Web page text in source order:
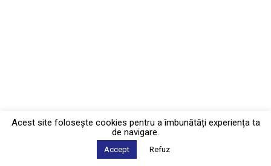
Acest site foloseşte cookies pentru a îmbunătăți experiența ta
de navigare.
Accept Refuz